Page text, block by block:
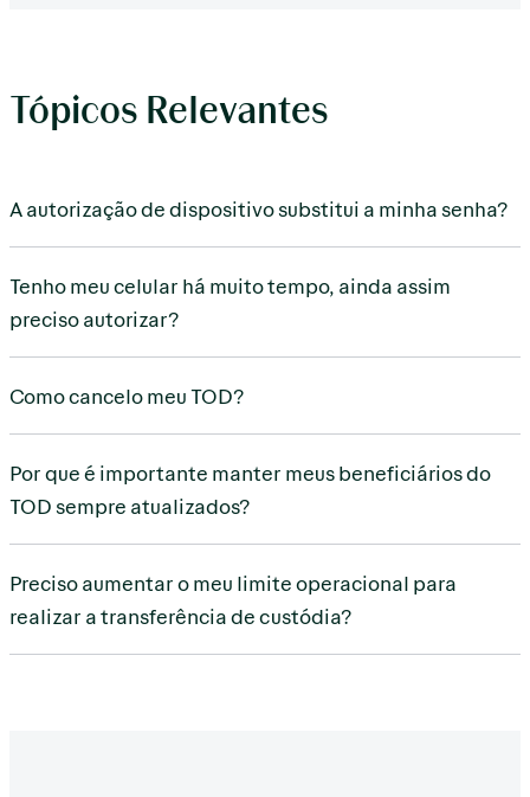
Tópicos Relevantes
A autorização de dispositivo substitui a minha senha?
Tenho meu celular há muito tempo, ainda assim
preciso autorizar?
Como cancelo meu TOD?
Por que é importante manter meus beneficiários do
TOD sempre atualizados?
Preciso aumentar o meu limite operacional para
realizar a transferência de custódia?